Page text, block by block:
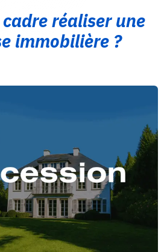
réaliser une
immobilière ?